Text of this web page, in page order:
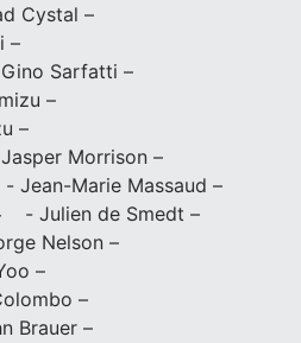
Cystal –
–
Sarfatti –
–
–
Morrison –
Jean-Marie Massaud –
- Julien de Smedt –
Nelson –
–
–
Brauer –